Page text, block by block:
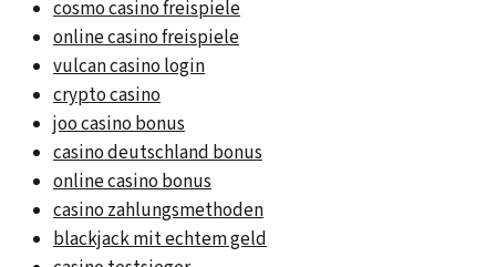
cosmo casino freispiele
online casino freispiele
vulcan casino login
crypto casino
joo casino bonus
casino deutschland bonus
online casino bonus
casino zahlungsmethoden
blackjack mit echtem geld